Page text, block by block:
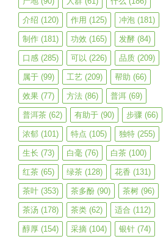
介绍 (120) 作用 (125) 冲泡(181)
制作(181) 功效 (165) 发酵(84)
口感(285) 可以 (226) 品质(209)
属于(99) 工艺(209) 帮助 (66)
效果(77) 方法(86) 普洱(69)
普洱茶(62) 有助于(90) 步骤(66)
浓郁(101) 特点 (105) 独特(255)
生长 (73) 白毫(76) 白茶(100)
红茶(65) 绿茶(128) 花香 (131)
茶叶(353) 茶多酚(90) 茶树(96)
茶汤 (178) 茶类(62) 适合 (112)
醇厚(154) 采摘(104) 银针(74)